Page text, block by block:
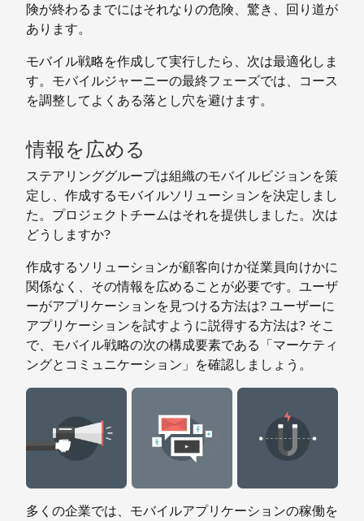
険が終わるまでにはそれなりの危険、驚き、回り道が
あります。
モバイル戦略を作成して実行したら、次は最適化しま
す。モバイルジャーニーの最終フェーズでは、コース
を調整してよくある落とし穴を避けます。
情報を広める
ステアリンググループは組織のモバイルビジョンを策
定し、作成するモバイルソリューションを決定しまし
た。プロジェクトチームはそれを提供しました。次は
どうしますか?
作成するソリューションが顧客向けか従業員向けかに
関係なく、その情報を広めることが必要です。ユーザ
ーがアプリケーションを見つける方法は? ユーザーに
アプリケーションを試すように説得する方法は? そこ
で、モバイル戦略の次の構成要素である「マーケティ
ングとコミュニケーション」を確認しましょう。
多くの企業では、モバイルアプリケーションの稼働を